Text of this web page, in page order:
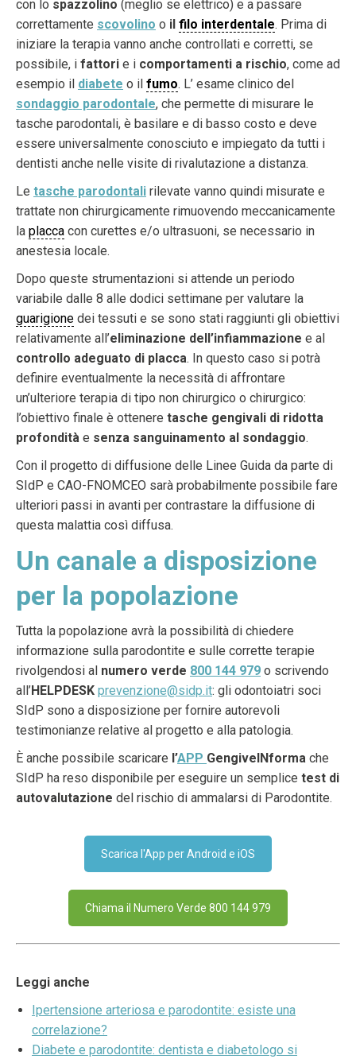
con lo spazzolino (meglio se elettrico) e a passare
correttamente scovolino o il filo interdentale. Prima di
iniziare la terapia vanno anche controllati e corretti, se
possibile, i fattori e i comportamenti a rischio, come ad
esempio il diabete o il fumo. L’ esame clinico del
sondaggio parodontale, che permette di misurare le
tasche parodontali, è basilare e di basso costo e deve
essere universalmente conosciuto e impiegato da tutti i
dentisti anche nelle visite di rivalutazione a distanza.
Le tasche parodontali rilevate vanno quindi misurate e
trattate non chirurgicamente rimuovendo meccanicamente
la placca con curettes e/o ultrasuoni, se necessario in
anestesia locale.
Dopo queste strumentazioni si attende un periodo
variabile dalle 8 alle dodici settimane per valutare la
guarigione dei tessuti e se sono stati raggiunti gli obiettivi
relativamente all’eliminazione dell’infiammazione e al
controllo adeguato di placca. In questo caso si potrà
definire eventualmente la necessità di affrontare
un’ulteriore terapia di tipo non chirurgico o chirurgico:
l’obiettivo finale è ottenere tasche gengivali di ridotta
profondità e senza sanguinamento al sondaggio.
Con il progetto di diffusione delle Linee Guida da parte di
SIdP e CAO-FNOMCEO sarà probabilmente possibile fare
ulteriori passi in avanti per contrastare la diffusione di
questa malattia così diffusa.
Un canale a disposizione
per la popolazione
Tutta la popolazione avrà la possibilità di chiedere
informazione sulla parodontite e sulle corrette terapie
rivolgendosi al numero verde 800 144 979 o scrivendo
all’HELPDESK prevenzione@sidp.it: gli odontoiatri soci
SIdP sono a disposizione per fornire autorevoli
testimonianze relative al progetto e alla patologia.
È anche possibile scaricare l’APP GengiveINforma che
SIdP ha reso disponibile per eseguire un semplice test di
autovalutazione del rischio di ammalarsi di Parodontite.
Scarica l'App per Android e iOS
Chiama il Numero Verde 800 144 979
Leggi anche
Ipertensione arteriosa e parodontite: esiste una
correlazione?
Diabete e parodontite: dentista e diabetologo si